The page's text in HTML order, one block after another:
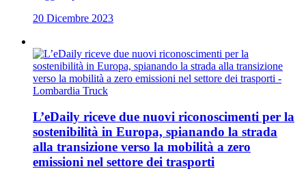
20 Dicembre 2023
L’eDaily riceve due nuovi riconoscimenti per la
sostenibilità in Europa, spianando la strada
alla transizione verso la mobilità a zero
emissioni nel settore dei trasporti